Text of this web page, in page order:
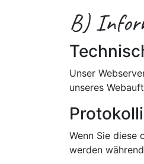
B)
Unser
unseres
Wenn Sie diese
werden